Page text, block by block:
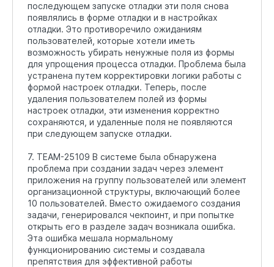
последующем запуске отладки эти поля снова
появлялись в форме отладки и в настройках
отладки. Это противоречило ожиданиям
пользователей, которые хотели иметь
возможность убирать ненужные поля из формы
для упрощения процесса отладки. Проблема была
устранена путем корректировки логики работы с
формой настроек отладки. Теперь, после
удаления пользователем полей из формы
настроек отладки, эти изменения корректно
сохраняются, и удаленные поля не появляются
при следующем запуске отладки.
7. TEAM-25109 В системе была обнаружена
проблема при создании задач через элемент
приложения на группу пользователей или элемент
организационной структуры, включающий более
10 пользователей. Вместо ожидаемого создания
задачи, генерировался чекпоинт, и при попытке
открыть его в разделе задач возникала ошибка.
Эта ошибка мешала нормальному
функционированию системы и создавала
препятствия для эффективной работы